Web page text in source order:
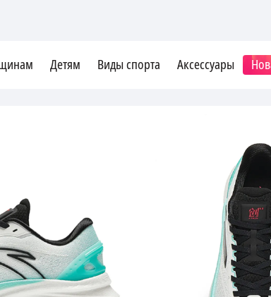
Детям Виды спорта Аксессуары